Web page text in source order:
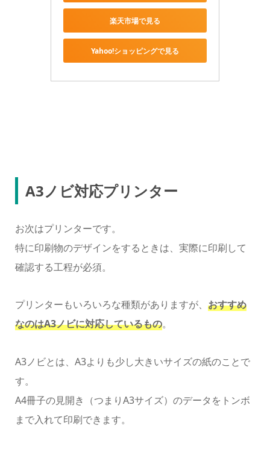
楽天市場で見る
Yahoo!ショッピングで見る
A3ノビ対応プリンター
お次はプリンターです。
特に印刷物のデザインをするときは、実際に印刷して
確認する工程が必須。
プリンターもいろいろな種類がありますが、 おすすめ
なのはA3ノビに対応しているもの。
A3ノビとは、A3よりも少し大きいサイズの紙のことで
す。
A4冊子の見開き（つまりA3サイズ）のデータをトンボ
まで入れて印刷できます。